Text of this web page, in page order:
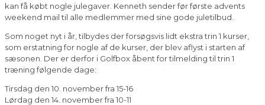
kan få købt nogle julegaver. Kenneth sender før første advents
weekend mail til alle medlemmer med sine gode juletilbud.
Som noget nyt i år, tilbydes der forsøgsvis lidt ekstra trin 1 kurser,
som erstatning for nogle af de kurser, der blev aflyst i starten af
sæsonen. Der er derfor i Golfbox åbent for tilmelding til trin 1
træning følgende dage:
Tirsdag den 10. november fra 15-16
Lørdag den 14. november fra 10-11